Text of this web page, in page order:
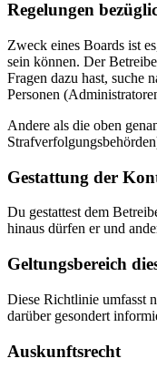
Regelungen
Zweck eines Boards ist
sein können. Der
Fragen dazu hast, suche
Personen
Andere als die oben
Gestattung der
Du gestattest dem
hinaus dürfen er und
Geltungsbereich
Diese Richtlinie umfasst
darüber gesondert
Auskunftsrecht